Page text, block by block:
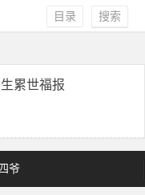
搜索
目录
累世福报
爷